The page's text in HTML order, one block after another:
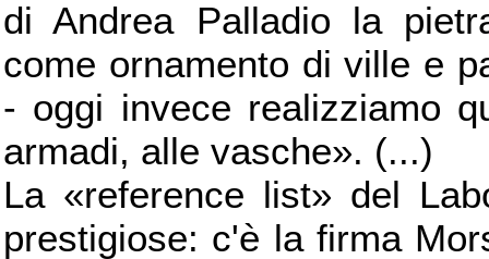
di Andrea Palladio la
come ornamento di ville e
- oggi invece realizziamo
armadi, alle vasche». (...)
La «reference list» del
prestigiose: c'è la firma